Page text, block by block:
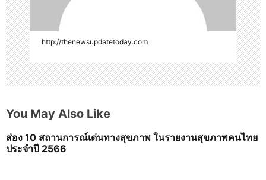
http://thenewsupdatetoday.com
You May Also Like
ส่อง 10 สถานการณ์เด่นทางสุขภาพ ในรายงานสุขภาพคนไทย
ประจำปี 2566